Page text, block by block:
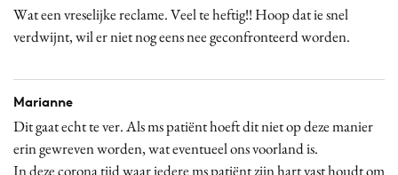
Wat een vreselijke reclame. Veel te heftig!! Hoop dat ie snel
verdwijnt, wil er niet nog eens nee geconfronteerd worden.
Marianne
Dit gaat echt te ver. Als ms patiënt hoeft dit niet op deze manier
erin gewreven worden, wat eventueel ons voorland is.
In deze corona tijd waar iedere ms patiënt zijn hart vast houdt om